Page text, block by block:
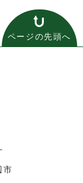
ページの先頭へ
市